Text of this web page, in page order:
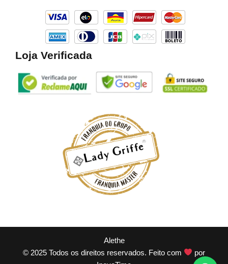
a
m
Loja Verificada
Alethe
© 2025 Todos os direitos reservados. Feito com
por